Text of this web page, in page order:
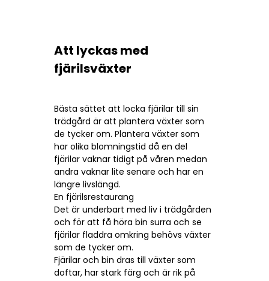
Att lyckas med
fjärilsväxter
Bästa sättet att locka fjärilar till sin
trädgård är att plantera växter som
de tycker om. Plantera växter som
har olika blomningstid då en del
fjärilar vaknar tidigt på våren medan
andra vaknar lite senare och har en
längre livslängd.
En fjärilsrestaurang
Det är underbart med liv i trädgården
och för att få höra bin surra och se
fjärilar fladdra omkring behövs växter
som de tycker om.
Fjärilar och bin dras till växter som
doftar, har stark färg och är rik på